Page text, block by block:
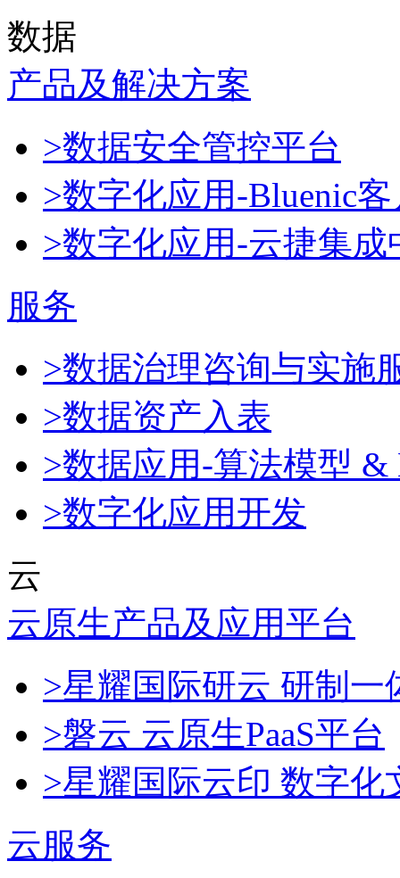
数据
产品及解决方案
>数据安全管控平台
>数字化应用-Bluenic
>数字化应用-云捷集成
服务
>数据治理咨询与实施
>数据资产入表
>数据应用-算法模型 &
>数字化应用开发
云
云原生产品及应用平台
>星耀国际研云 研制
>磐云 云原生PaaS平台
>星耀国际云印 数字化
云服务